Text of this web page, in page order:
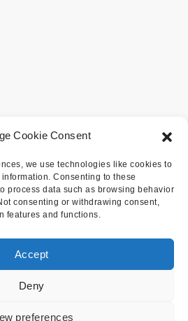
Cookie Consent
we use technologies like cookies to
Consenting to these
process data such as browsing behavior
consenting or withdrawing consent,
features and functions.
Accept
Deny
preferences